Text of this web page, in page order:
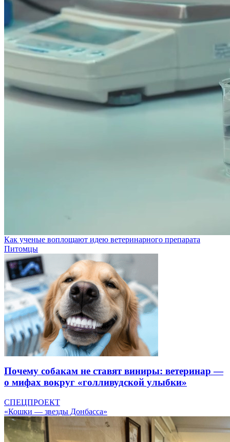
Как ученые воплощают идею ветеринарного препарата
Питомцы
Почему собакам не ставят виниры: ветеринар —
о мифах вокруг «голливудской улыбки»
СПЕЦПРОЕКТ
«Кошки — звезды Донбасса»